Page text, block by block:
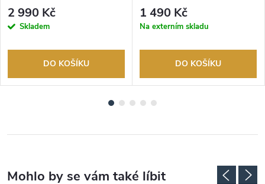
Autorizovaný prodejce.
2 990 Kč
Skladem
DO KOŠÍKU
Autorizovaný prodejce.
1 490 Kč
Na externím skladu
DO KOŠÍKU